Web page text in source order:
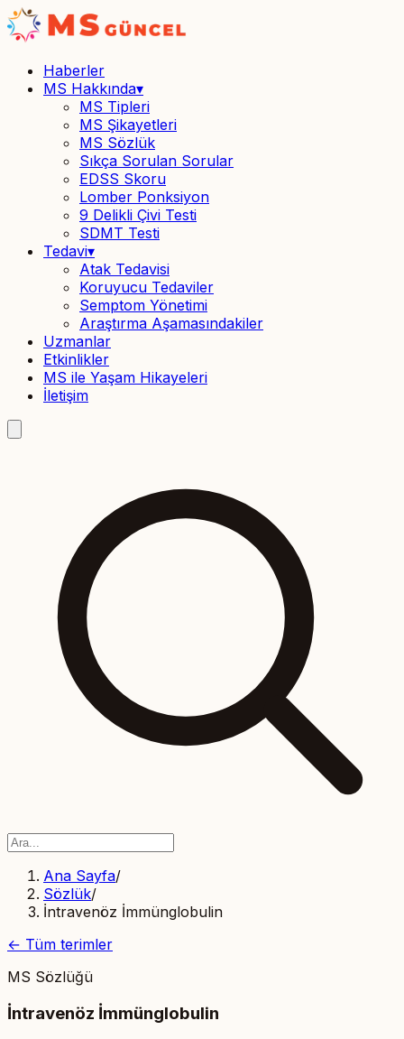
Haberler
MS Hakkında▾
MS Tipleri
MS Şikayetleri
MS Sözlük
Sıkça Sorulan Sorular
EDSS Skoru
Lomber Ponksiyon
9 Delikli Çivi Testi
SDMT Testi
Tedavi▾
Atak Tedavisi
Koruyucu Tedaviler
Semptom Yönetimi
Araştırma Aşamasındakiler
Uzmanlar
Etkinlikler
MS ile Yaşam Hikayeleri
İletişim
Ana Sayfa/
Sözlük/
İntravenöz İmmünglobulin
← Tüm terimler
MS Sözlüğü
İntravenöz İmmünglobulin